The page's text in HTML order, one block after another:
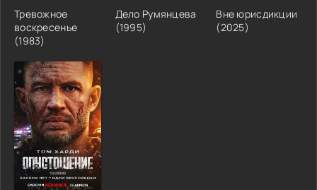
Тревожное
воскресенье
(1983)
Дело Румянцева
(1995)
Вне юрисдикции
(2025)